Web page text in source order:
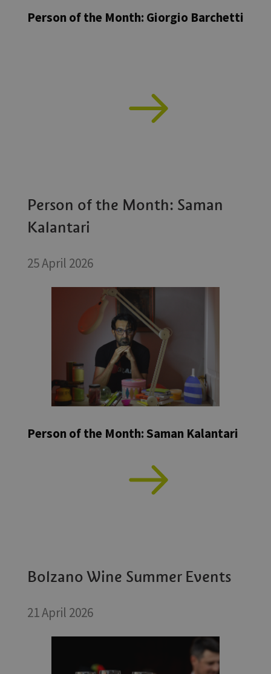
Person of the Month: Giorgio Barchetti
Person of the Month: Saman
Kalantari
25 April 2026
Person of the Month: Saman Kalantari
Bolzano Wine Summer Events
21 April 2026